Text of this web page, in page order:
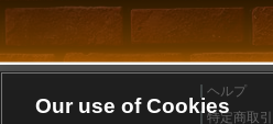
ヘルプ
特定商取
Our use of Cookies